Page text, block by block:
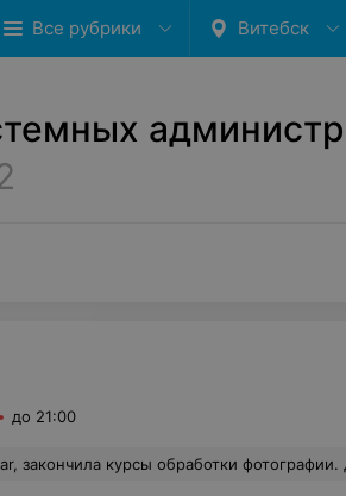
Все рубрики Витебск
до 21:00
помог изучить мне изучить графический редактор Adobe Photoshop. Преподаватель, все доступно рассказывала и на практике мы отработали все темы. Я давно хотела научится работать в